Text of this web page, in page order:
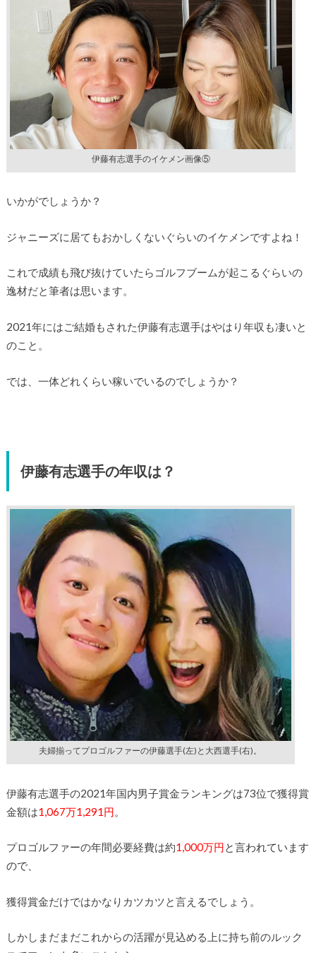
伊藤有志選手のイケメン画像⑤
いかがでしょうか？
ジャニーズに居てもおかしくないぐらいのイケメンですよね！
これで成績も飛び抜けていたらゴルフブームが起こるぐらいの
逸材だと筆者は思います。
2021年にはご結婚もされた伊藤有志選手はやはり年収も凄いと
のこと。
では、一体どれくらい稼いでいるのでしょうか？
伊藤有志選手の年収は？
夫婦揃ってプロゴルファーの伊藤選手(左)と大西選手(右)。
伊藤有志選手の2021年国内男子賞金ランキングは73位で獲得賞
金額は1,067万1,291円。
プロゴルファーの年間必要経費は約1,000万円と言われています
ので、
獲得賞金だけではかなりカツカツと言えるでしょう。
しかしまだまだこれからの活躍が見込める上に持ち前のルック